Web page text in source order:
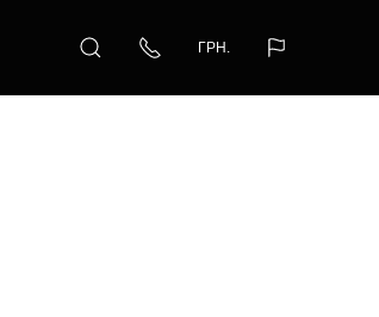
ГРН.